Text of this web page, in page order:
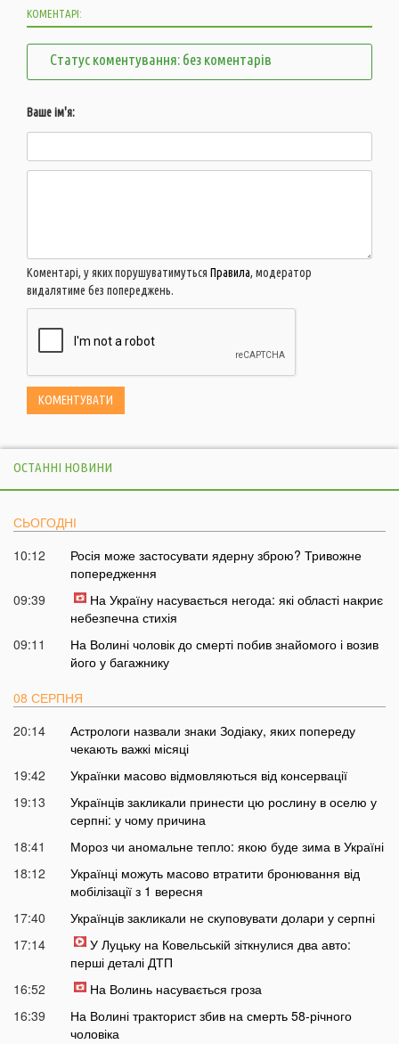
КОМЕНТАРІ:
Статус коментування: без коментарів
Ваше ім'я:
Коментарі, у яких порушуватимуться Правила, модератор
видалятиме без попереджень.
ОСТАННІ НОВИНИ
СЬОГОДНІ
10:12
Росія може застосувати ядерну зброю? Тривожне
попередження
09:39
На Україну насувається негода: які області накриє
небезпечна стихія
09:11
На Волині чоловік до смерті побив знайомого і возив
його у багажнику
08 СЕРПНЯ
20:14
Астрологи назвали знаки Зодіаку, яких попереду
чекають важкі місяці
19:42
Українки масово відмовляються від консервації
19:13
Українців закликали принести цю рослину в оселю у
серпні: у чому причина
18:41
Мороз чи аномальне тепло: якою буде зима в Україні
18:12
Українці можуть масово втратити бронювання від
мобілізації з 1 вересня
17:40
Українців закликали не скуповувати долари у серпні
17:14
У Луцьку на Ковельській зіткнулися два авто:
перші деталі ДТП
16:52
На Волинь насувається гроза
16:39
На Волині тракторист збив на смерть 58-річного
чоловіка